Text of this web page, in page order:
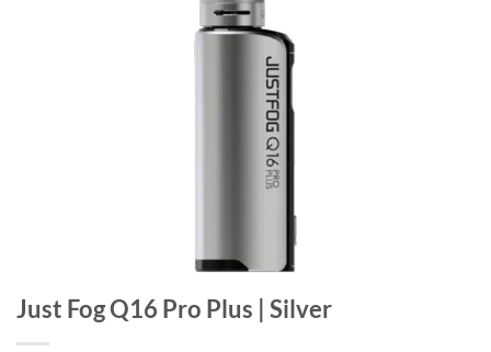
Just Fog Q16 Pro Plus | Silver